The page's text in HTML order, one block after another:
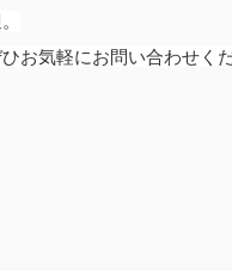
お気軽にお問い合わせくだ